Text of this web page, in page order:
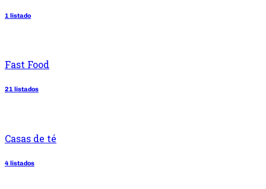
1 listado
Fast Food
21 listados
Casas de té
4 listados